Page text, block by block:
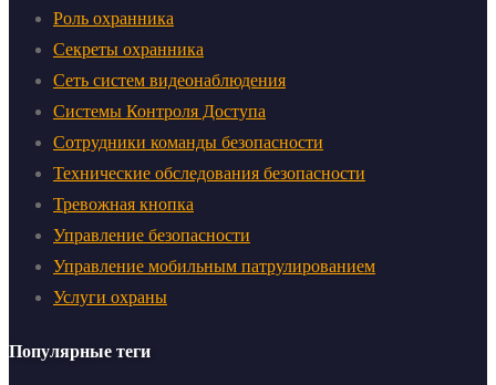
Роль охранника
Секреты охранника
Сеть систем видеонаблюдения
Системы Контроля Доступа
Сотрудники команды безопасности
Технические обследования безопасности
Тревожная кнопка
Управление безопасности
Управление мобильным патрулированием
Услуги охраны
Популярные теги